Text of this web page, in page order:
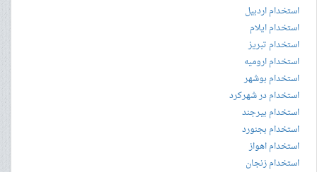
استخدام اردبیل
استخدام ایلام
استخدام تبریز
استخدام ارومیه
استخدام بوشهر
استخدام در شهرکرد
استخدام بیرجند
استخدام بجنورد
استخدام اهواز
استخدام زنجان